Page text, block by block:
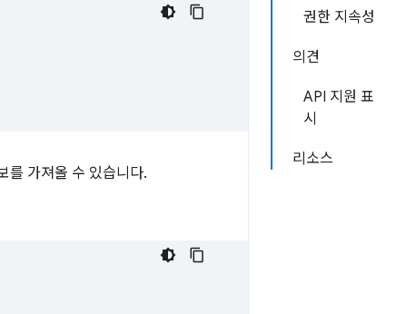
권한 지속성
의견
API 지원 표
시
리소스
를 가져올 수 있습니다.